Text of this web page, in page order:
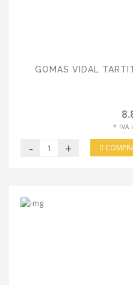
GOMAS VIDAL
* IVA
- +